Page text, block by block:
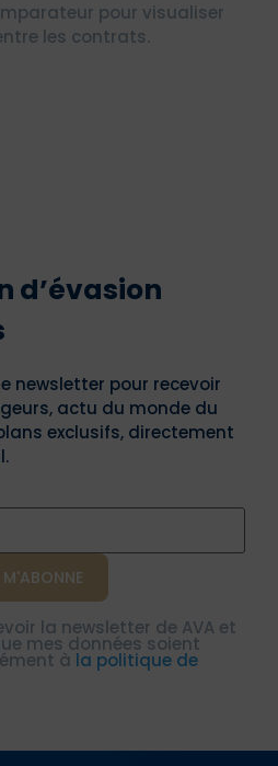
pour visualiser
les contrats.
d’évasion
newsletter pour recevoir
actu du monde du
exclusifs, directement
la newsletter de AVA et
mes données soient
à la politique de